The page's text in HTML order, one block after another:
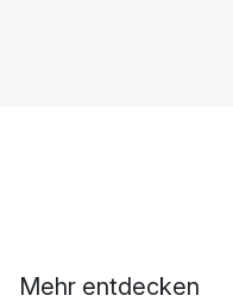
Mehr entdecken